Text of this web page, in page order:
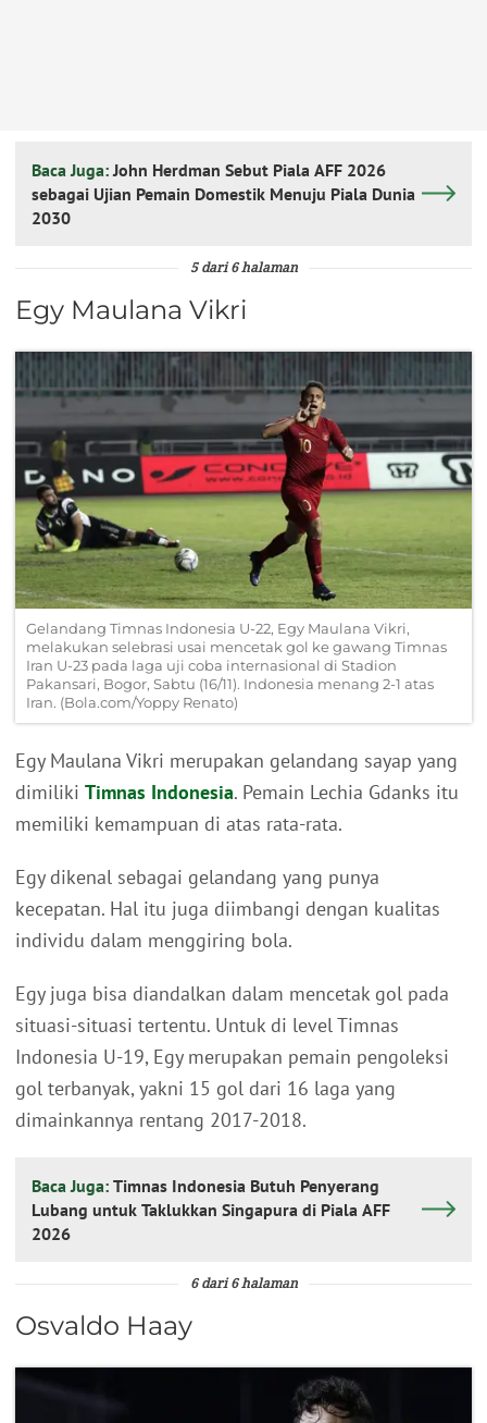
Baca Juga: John Herdman Sebut Piala AFF 2026
sebagai Ujian Pemain Domestik Menuju Piala Dunia
2030
5 dari 6 halaman
Egy Maulana Vikri
Gelandang Timnas Indonesia U-22, Egy Maulana Vikri,
melakukan selebrasi usai mencetak gol ke gawang Timnas
Iran U-23 pada laga uji coba internasional di Stadion
Pakansari, Bogor, Sabtu (16/11). Indonesia menang 2-1 atas
Iran. (Bola.com/Yoppy Renato)
Egy Maulana Vikri merupakan gelandang sayap yang
dimiliki Timnas Indonesia. Pemain Lechia Gdanks itu
memiliki kemampuan di atas rata-rata.
Egy dikenal sebagai gelandang yang punya
kecepatan. Hal itu juga diimbangi dengan kualitas
individu dalam menggiring bola.
Egy juga bisa diandalkan dalam mencetak gol pada
situasi-situasi tertentu. Untuk di level Timnas
Indonesia U-19, Egy merupakan pemain pengoleksi
gol terbanyak, yakni 15 gol dari 16 laga yang
dimainkannya rentang 2017-2018.
Baca Juga: Timnas Indonesia Butuh Penyerang
Lubang untuk Taklukkan Singapura di Piala AFF
2026
6 dari 6 halaman
Osvaldo Haay